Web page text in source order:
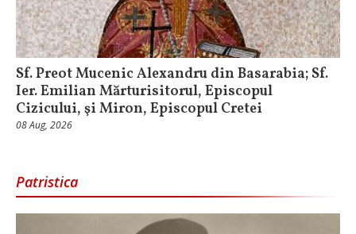
Sf. Preot Mucenic Alexandru din Basarabia; Sf.
Ier. Emilian Mărturisitorul, Episcopul
Cizicului, şi Miron, Episcopul Cretei
08 Aug, 2026
Patristica